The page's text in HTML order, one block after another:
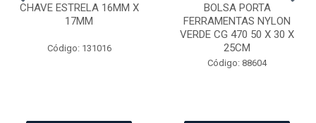
CHAVE ESTRELA 16MM X
17MM
Código: 131016
BOLSA PORTA
FERRAMENTAS NYLON
VERDE CG 470 50 X 30 X
25CM
Código: 88604